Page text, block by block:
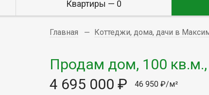
Квартиры — 0
Главная Коттеджи, дома, дачи в
Продам дом, 100 кв.м.,
4 695 000 ₽
46 950 ₽/м²